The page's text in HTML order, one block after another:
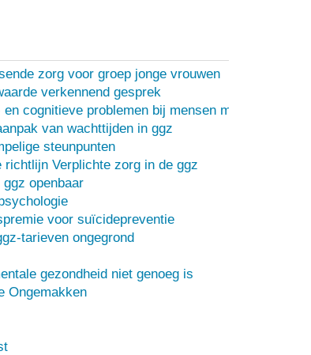
zorg voor groep jonge vrouwen
verkennend gesprek
cognitieve problemen bij mensen met een
van wachttijden in ggz
steunpunten
richtlijn Verplichte zorg in de ggz
openbaar
voor suïcidepreventie
tarieven ongegrond
gezondheid niet genoeg is
Ongemakken